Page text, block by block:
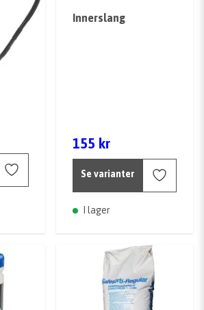
Innerslang
155 kr
Se varianter
I lager